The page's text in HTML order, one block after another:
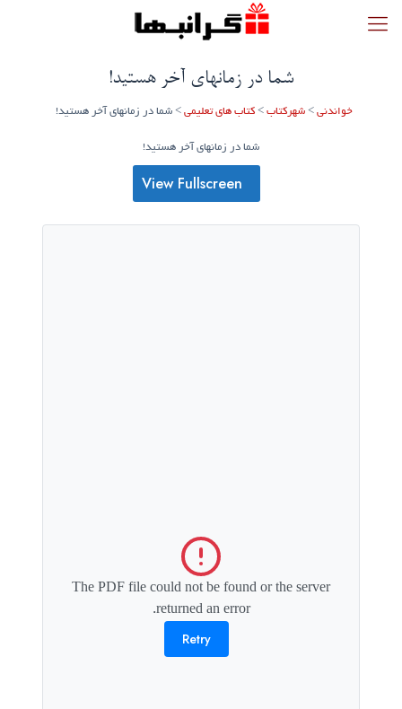
شما در زمانهای آخر هستید!
خواندنی> شهرکتاب> کتاب های تعلیمی> شما در زمانهای آخر هستید!
شما در زمانهای آخر هستید!
View Fullscreen
The PDF file could not be found or the server
returned an error.
Retry